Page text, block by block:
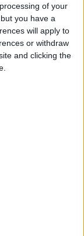
of your
you have a
will apply to
or withdraw
and clicking the
para